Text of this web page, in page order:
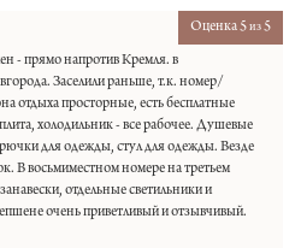
Оценка 5из5
- прямо напротив Кремля. в
Заселили раньше, т.к. номер/
отдыха просторные, есть бесплатные
холодильник - все рабочее. Душевые
для одежды, стул для одежды. Везде
В восьмиместном номере на третьем
отдельные светильники и
очень приветливый и отзывчивый.